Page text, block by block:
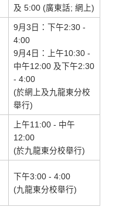
及 5:00 (廣東話; 網上)
9月3日：下午2:30 -
4:00
9月4日：上午10:30 -
中午12:00 及下午2:30
- 4:00
(於網上及九龍東分校
舉行)
上午11:00 - 中午
12:00
(於九龍東分校舉行)
下午3:00 - 4:00
(九龍東分校舉行)